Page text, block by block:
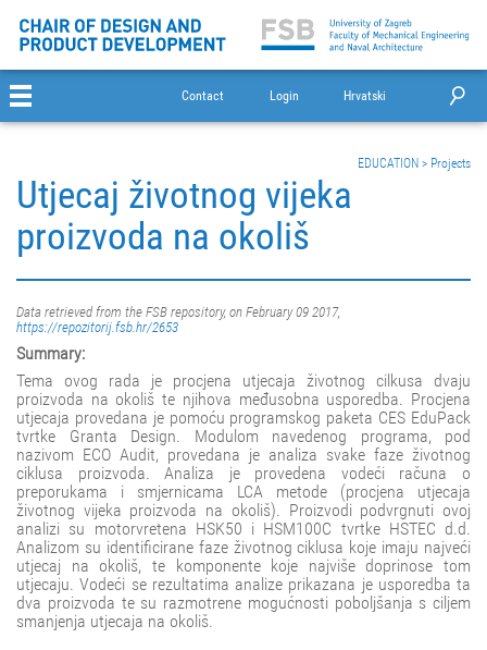
Contact Login Hrvatski
EDUCATION > Projects
Utjecaj životnog vijeka
proizvoda na okoliš
Data retrieved from the FSB repository, on February 09 2017,
https://repozitorij.fsb.hr/2653
Summary:
Tema ovog rada je procjena utjecaja životnog cilkusa dvaju
proizvoda na okoliš te njihova međusobna usporedba. Procjena
utjecaja provedana je pomoću programskog paketa CES EduPack
tvrtke Granta Design. Modulom navedenog programa, pod
nazivom ECO Audit, provedana je analiza svake faze životnog
ciklusa proizvoda. Analiza je provedena vodeći računa o
preporukama i smjernicama LCA metode (procjena utjecaja
životnog vijeka proizvoda na okoliš). Proizvodi podvrgnuti ovoj
analizi su motorvretena HSK50 i HSM100C tvrtke HSTEC d.d.
Analizom su identificirane faze životnog ciklusa koje imaju najveći
utjecaj na okoliš, te komponente koje najviše doprinose tom
utjecaju. Vodeći se rezultatima analize prikazana je usporedba ta
dva proizvoda te su razmotrene mogućnosti poboljšanja s ciljem
smanjenja utjecaja na okoliš.